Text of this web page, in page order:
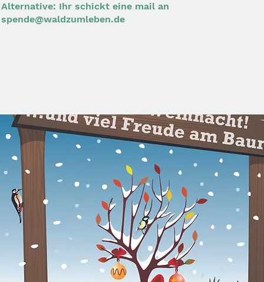
Alternative: Ihr schickt eine mail an
spende@waldzumleben.de